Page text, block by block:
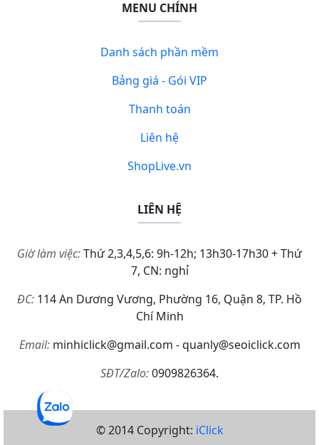
MENU CHÍNH
Danh sách phần mềm
Bảng giá - Gói VIP
Thanh toán
Liên hệ
ShopLive.vn
LIÊN HỆ
Giờ làm việc:Thứ 2,3,4,5,6: 9h-12h; 13h30-17h30 + Thứ
7, CN: nghỉ
ĐC: 114 An Dương Vương, Phường 16, Quận 8, TP. Hồ
Chí Minh
Email:minhiclick@gmail.com - quanly@seoiclick.com
SĐT/Zalo:0909826364.
© 2014 Copyright: iClick